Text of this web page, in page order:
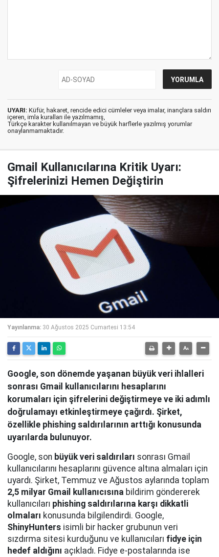
UYARI: Küfür, hakaret, rencide edici cümleler veya imalar, inançlara saldırı
içeren, imla kuralları ile yazılmamış,
Türkçe karakter kullanılmayan ve büyük harflerle yazılmış yorumlar
onaylanmamaktadır.
Gmail Kullanıcılarına Kritik Uyarı:
Şifrelerinizi Hemen Değiştirin
Yayınlanma: 30 Ağustos 2025 Cumartesi 13:54
Google, son dönemde yaşanan büyük veri ihlalleri
sonrası Gmail kullanıcılarını hesaplarını
korumaları için şifrelerini değiştirmeye ve iki adımlı
doğrulamayı etkinleştirmeye çağırdı. Şirket,
özellikle phishing saldırılarının arttığı konusunda
uyarılarda bulunuyor.
Google, son büyük veri saldırıları sonrası Gmail
kullanıcılarını hesaplarını güvence altına almaları için
uyardı. Şirket, Temmuz ve Ağustos aylarında toplam
2,5 milyar Gmail kullanıcısına bildirim göndererek
kullanıcıları phishing saldırılarına karşı dikkatli
olmaları konusunda bilgilendirdi. Google,
ShinyHunters isimli bir hacker grubunun veri
sızdırma sitesi kurduğunu ve kullanıcıları fidye için
hedef aldığını açıkladı. Fidye e-postalarında ise